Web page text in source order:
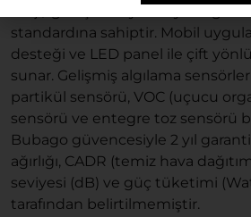
standardına sahiptir. Mobil
desteği ve LED panel ile çift
sunar. Gelişmiş algılama
partikül sensörü, VOC (uçucu
sensörü ve entegre toz sensörü
Bubago güvencesiyle 2 yıl
ağırlığı, CADR (temiz hava
seviyesi (dB) ve güç tüketimi
tarafından belirtilmemiştir.